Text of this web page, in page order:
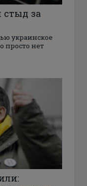
за
украинское
просто нет